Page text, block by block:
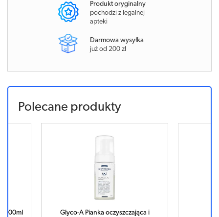
Produkt oryginalny
pochodzi z legalnej
apteki
Darmowa wysyłka
już od 200 zł
Polecane produkty
100ml
Glyco-A Pianka oczyszczająca i